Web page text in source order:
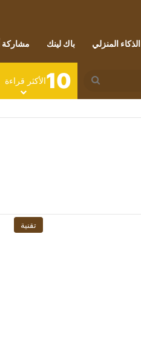
الذكاء المنزلي باك لينك مشاركة
بحث
عن
10الأكثر قراءة
تقنية